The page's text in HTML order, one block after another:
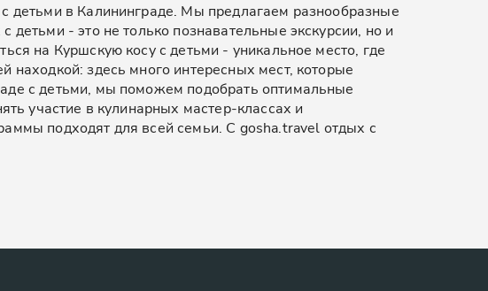
детьми в Калининграде. Мы предлагаем разнообразные
- это не только познавательные экскурсии, но и
на Куршскую косу с детьми - уникальное место, где
здесь много интересных мест, которые
с детьми, мы поможем подобрать оптимальные
участие в кулинарных мастер-классах и
подходят для всей семьи. С gosha.travel отдых с